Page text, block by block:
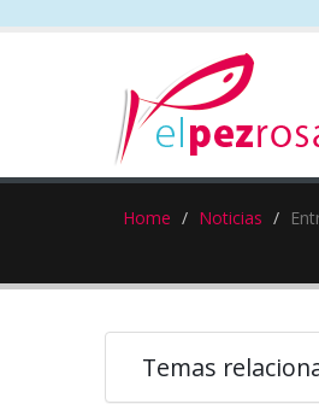
Home Noticias
Temas